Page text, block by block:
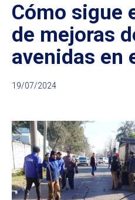
Cómo sigue
de mejoras
avenidas en
19/07/2024